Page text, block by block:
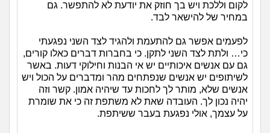
לקום וללכת ויש בך חוזק את יודעת לא להתפשר. גם
במחיר של להישאר לבד.
לפעמים אפשר גם להתעמת ולהגיד לצד השני נפגעתי
כי… ולתת לצד השני לתקן. כי בחברות דברים כאלו קורים,
גם עם אנשים איכותיים יש אי הבנות וחילוקי דעות. באשר
לשיתופים יש אנשים שנפתחים מהר ומדברים על הכול ויש
אנשים שלא, מותר לך לחכות עד שיהיה אמון. קשר וזה
יהיה נכון לך. העובדה שאת לא משתפת זה כי את שומרת
על עצמך, אולי נפגעת בעבר ששיתפת.